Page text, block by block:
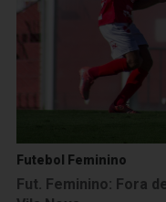
Futebol Feminino
Fut. Feminino: Fora